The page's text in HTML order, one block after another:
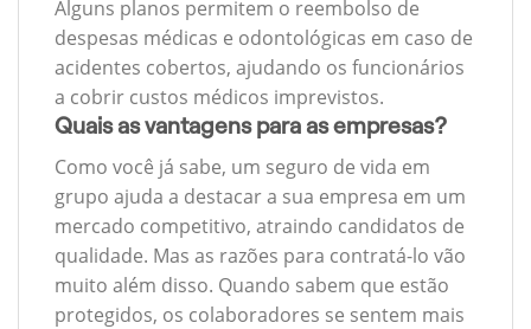
Alguns planos permitem o reembolso de
despesas médicas e odontológicas em caso de
acidentes cobertos, ajudando os funcionários
a cobrir custos médicos imprevistos.
Quais as vantagens para as empresas?
Como você já sabe, um seguro de vida em
grupo ajuda a destacar a sua empresa em um
mercado competitivo, atraindo candidatos de
qualidade. Mas as razões para contratá-lo vão
muito além disso. Quando sabem que estão
protegidos, os colaboradores se sentem mais